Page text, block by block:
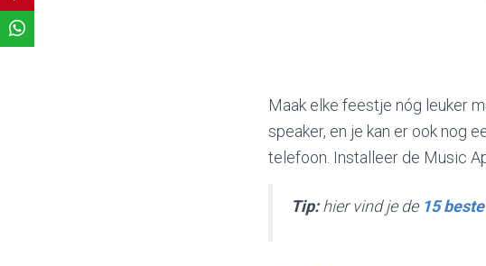
Maak elke feestje nóg leuker
speaker, en je kan er ook nog
telefoon. Installeer de Music
Tip:hier vind je de 15